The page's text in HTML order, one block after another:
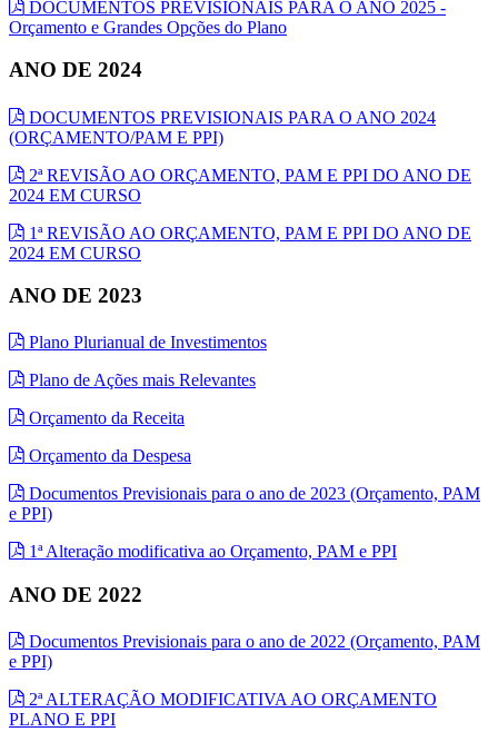
DOCUMENTOS PREVISIONAIS PARA O ANO 2025 -
Orçamento e Grandes Opções do Plano
ANO DE 2024
DOCUMENTOS PREVISIONAIS PARA O ANO 2024
(ORÇAMENTO/PAM E PPI)
2ª REVISÃO AO ORÇAMENTO, PAM E PPI DO ANO DE
2024 EM CURSO
1ª REVISÃO AO ORÇAMENTO, PAM E PPI DO ANO DE
2024 EM CURSO
ANO DE 2023
Plano Plurianual de Investimentos
Plano de Ações mais Relevantes
Orçamento da Receita
Orçamento da Despesa
Documentos Previsionais para o ano de 2023 (Orçamento, PAM
e PPI)
1ª Alteração modificativa ao Orçamento, PAM e PPI
ANO DE 2022
Documentos Previsionais para o ano de 2022 (Orçamento, PAM
e PPI)
2ª ALTERAÇÃO MODIFICATIVA AO ORÇAMENTO
PLANO E PPI